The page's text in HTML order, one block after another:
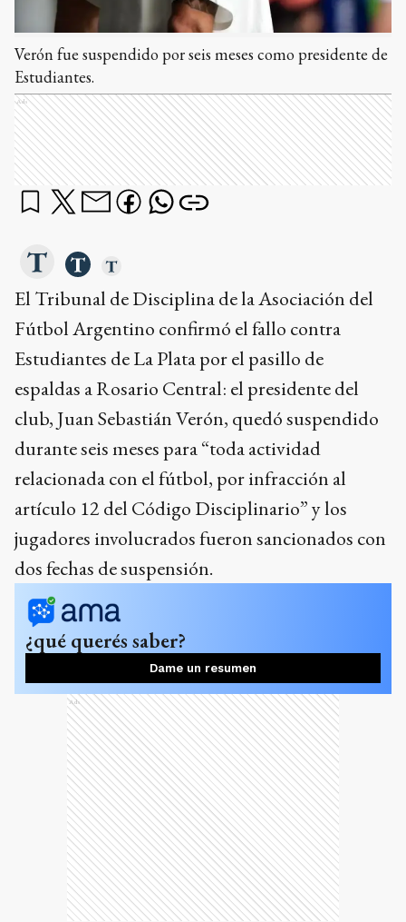
Verón fue suspendido por seis meses como presidente de
Estudiantes.
Ads
El Tribunal de Disciplina de la Asociación del
Fútbol Argentino confirmó el fallo contra
Estudiantes de La Plata por el pasillo de
espaldas a Rosario Central: el presidente del
club, Juan Sebastián Verón, quedó suspendido
durante seis meses para “toda actividad
relacionada con el fútbol, por infracción al
artículo 12 del Código Disciplinario” y los
jugadores involucrados fueron sancionados con
dos fechas de suspensión.
¿qué querés saber?
Dame un resumen
Ads